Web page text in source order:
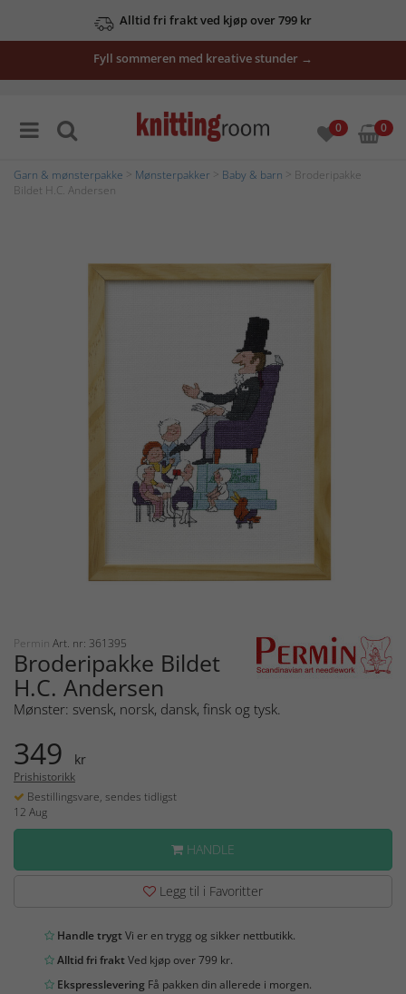
Alltid fri frakt ved kjøp over 799 kr
Fyll sommeren med kreative stunder →
0 0
Garn & mønsterpakke Mønsterpakker Baby & barn > Broderipakke
Bildet H.C. Andersen
Permin Art. nr: 361395
Broderipakke Bildet
H.C. Andersen
Mønster: svensk, norsk, dansk, finsk og tysk.
349 kr
Prishistorikk
Bestillingsvare, sendes tidligst
12 Aug
HANDLE
Legg til i Favoritter
Handle trygtVi er en trygg og sikker nettbutikk.
Alltid fri fraktVed kjøp over 799 kr.
Ekspresslevering Få pakken din allerede i morgen.